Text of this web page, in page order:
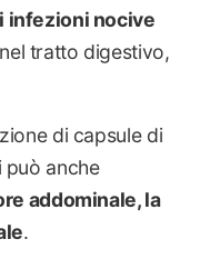
infezioni nocive
tratto digestivo,
di capsule di
può anche
addominale, la
.